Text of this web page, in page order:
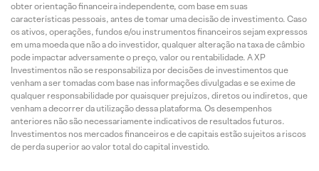
obter orientação financeira independente, com base em suas
características pessoais, antes de tomar uma decisão de investimento. Caso
os ativos, operações, fundos e/ou instrumentos financeiros sejam expressos
em uma moeda que não a do investidor, qualquer alteração na taxa de câmbio
pode impactar adversamente o preço, valor ou rentabilidade. A XP
Investimentos não se responsabiliza por decisões de investimentos que
venham a ser tomadas com base nas informações divulgadas e se exime de
qualquer responsabilidade por quaisquer prejuízos, diretos ou indiretos, que
venham a decorrer da utilização dessa plataforma. Os desempenhos
anteriores não são necessariamente indicativos de resultados futuros.
Investimentos nos mercados financeiros e de capitais estão sujeitos a riscos
de perda superior ao valor total do capital investido.